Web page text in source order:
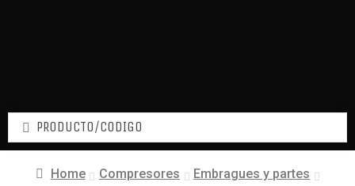
Home Compresores
Embragues y partes